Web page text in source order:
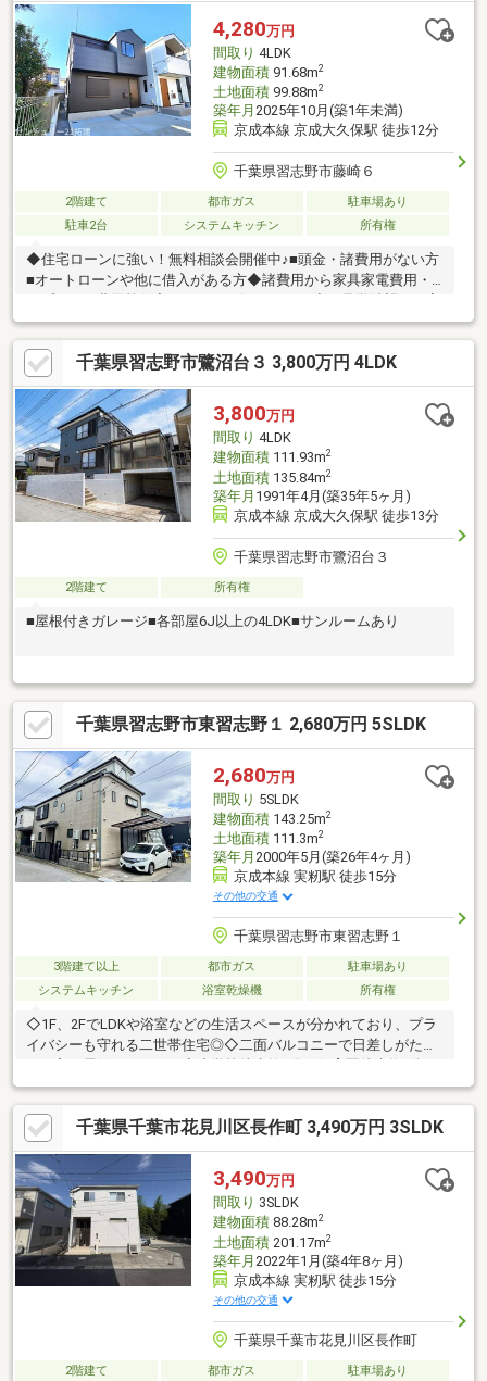
4,280万円
間取り 4LDK
建物面積91.68m2
土地面積99.88m2
築年月 2025年10月(築1年未満)
京成本線 京成大久保駅 徒歩12分
千葉県習志野市藤崎６
2階建て 都市ガス
駐車場あり
駐車2台
システムキッチン 所有権
◆住宅ローンに強い！無料相談会開催中♪■頭金・諸費用がない方
■オートローンや他に借入がある方◆諸費用から家具家電費用・
様!ご自宅まで送迎、現地待ち合わせも可能です。お問い合わせは
「0120-890-021」迄お電話下さい!◆まずは資料が欲しいというお
客様は黄色のボタンの「資料請求する（無料)」をクリック！[お
支払いシュミレーション] 今のお家賃と比較して下さい♪※月々１
０８，６７５円～※借入額4400万円 金利0.875％ (市中銀行変動
金利 1.9％優遇 保証料前払いの場合) お借入年数40年 頭金0円
諸費用別
千葉県習志野市鷺沼台３ 3,800万円 4LDK
3,800万円
間取り 4LDK
建物面積111.93m2
土地面積135.84m2
築年月 1991年4月(築35年5ヶ月)
京成本線 京成大久保駅 徒歩13分
千葉県習志野市鷺沼台３
2階建て 所有権
■屋根付きガレージ■各部屋6J以上の4LDK■サンルームあり
千葉県習志野市東習志野１ 2,680万円 5SLDK
2,680万円
間取り 5SLDK
建物面積143.25m2
土地面積111.3m2
築年月 2000年5月(築26年4ヶ月)
京成本線 実籾駅 徒歩15分
その他の交通
千葉県習志野市東習志野１
3階建て以上 都市ガス
駐車場あり
システムキッチン
浴室乾燥機 所有権
◇1F、2FでLDKや浴室などの生活スペースが分かれており、プラ
イバシーも守れる二世帯住宅◎◇二面バルコニーで日差しがたっ
小さなお子様がいるご家族も安心の住環境♪◇駐車スペースには
カーポート付で愛車を雨から守ります◇イオンタウンまで徒歩10
分圏内！◆2024年4月 ガスコンロ交換◆2026年6月 給湯器交換
○マルエツ船橋三山店 約500m／徒歩約7分〇セブンイレブン東
習志野店 約350m／徒歩約5分〇アイセイ薬局アイセイハート薬
局 船橋三山店 約400m／徒歩約5分〇三山つくし保育園 約
550m／徒歩約7分
千葉県千葉市花見川区長作町 3,490万円 3SLDK
3,490万円
間取り 3SLDK
建物面積88.28m2
土地面積201.17m2
築年月 2022年1月(築4年8ヶ月)
京成本線 実籾駅 徒歩15分
その他の交通
千葉県千葉市花見川区長作町
2階建て 都市ガス 駐車場あり